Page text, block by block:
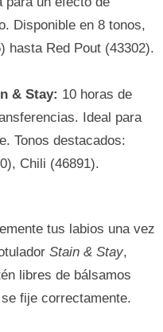
Disponible en 8 tonos,
hasta Red Pout (43302).
& Stay: 10 horas de
Ideal para
Tonos destacados:
Chili (46891).
tus labios una vez
Stain & Stay,
libres de bálsamos
fije correctamente.